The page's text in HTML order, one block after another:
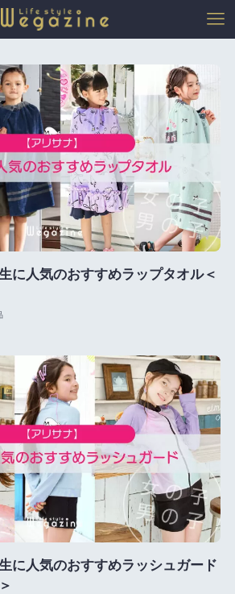
に人気のおすすめラップタオル＜
に人気のおすすめラッシュガード